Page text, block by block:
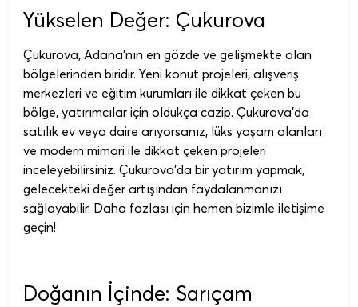
Yükselen Değer: Çukurova
Çukurova, Adana'nın en gözde ve gelişmekte olan
bölgelerinden biridir. Yeni konut projeleri, alışveriş
merkezleri ve eğitim kurumları ile dikkat çeken bu
bölge, yatırımcılar için oldukça cazip. Çukurova'da
satılık ev veya daire arıyorsanız, lüks yaşam alanları
ve modern mimari ile dikkat çeken projeleri
inceleyebilirsiniz. Çukurova'da bir yatırım yapmak,
gelecekteki değer artışından faydalanmanızı
sağlayabilir. Daha fazlası için hemen bizimle iletişime
geçin!
Doğanın İçinde: Sarıçam